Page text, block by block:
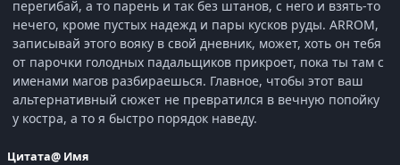
перегибай, а то парень и так без штанов, с него и взять-то
нечего, кроме пустых надежд и пары кусков руды. ARROM,
записывай этого вояку в свой дневник, может, хоть он тебя
от парочки голодных падальщиков прикроет, пока ты там с
именами магов разбираешься. Главное, чтобы этот ваш
альтернативный сюжет не превратился в вечную попойку
у костра, а то я быстро порядок наведу.
Цитата@ Имя